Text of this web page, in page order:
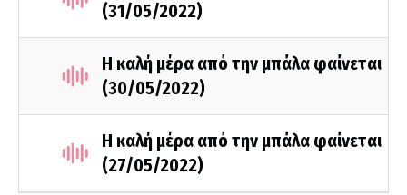
(31/05/2022)
Η καλή μέρα από την μπάλα φαίνεται
(30/05/2022)
Η καλή μέρα από την μπάλα φαίνεται
(27/05/2022)